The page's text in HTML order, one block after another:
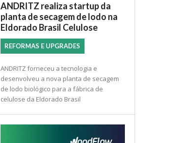
ANDRITZ realiza startup da
planta de secagem de lodo na
Eldorado Brasil Celulose
REFORMAS E UPGRADES
ANDRITZ forneceu a tecnologia e
desenvolveu a nova planta de secagem
de lodo biológico para a fábrica de
celulose da Eldorado Brasil